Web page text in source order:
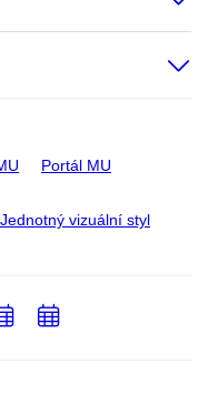
Portál MU
Jednotný vizuální styl
PřidatPřidat